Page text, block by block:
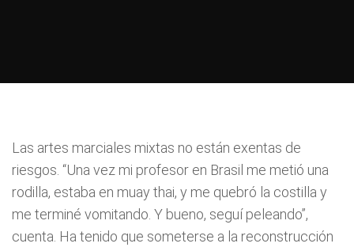
Las artes marciales mixtas no están exentas de
riesgos. “Una vez mi profesor en Brasil me metió una
rodilla, estaba en muay thai, y me quebró la costilla y
me terminé vomitando. Y bueno, seguí peleando”,
cuenta. Ha tenido que someterse a la reconstrucción